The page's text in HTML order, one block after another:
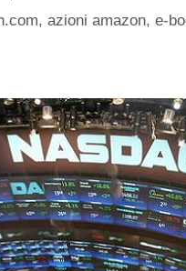
,azioni amazon,e-